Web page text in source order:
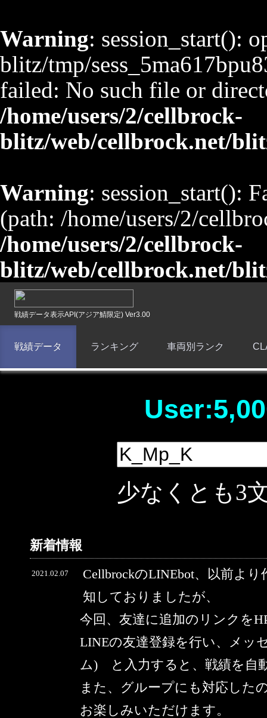
Warning: session_start():
blitz/tmp/
failed: No such file or
/home/users/2/cellbrock-
blitz/web/cellbrock.net/
Warning: session_start():
(path: /home/users/2/
/home/users/2/cellbrock-
blitz/web/cellbrock.net/
戦績データ表示API(アジア鯖限定) Ver3.00
戦績データ ランキング 車両別ランク
少なくとも3
新着情報
2021.02.07
CellbrockのLINEbot、以前よ
知しておりましたが、
今回、友達に追加のリンクを
LINEの友達登録を行い、メ
ム) と入力すると、戦績を自
また、グループにも対応した
お楽しみいただけます。